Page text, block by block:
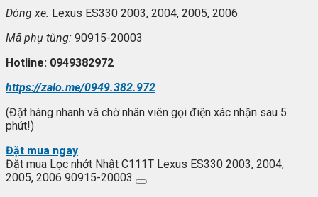
Dòng xe: Lexus ES330 2003, 2004, 2005, 2006
Mã phụ tùng: 90915-20003
Hotline: 0949382972
https://zalo.me/0949.382.972
(Đặt hàng nhanh và chờ nhân viên gọi điện xác nhận sau 5
phút!)
Đặt mua ngay
Đặt mua Lọc nhớt Nhật C111T Lexus ES330 2003, 2004,
2005, 2006 90915-20003